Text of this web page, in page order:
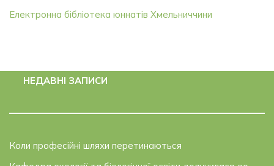
Електронна бібліотека юннатів Хмельниччини
НЕДАВНІ ЗАПИСИ
Коли професійні шляхи перетинаються